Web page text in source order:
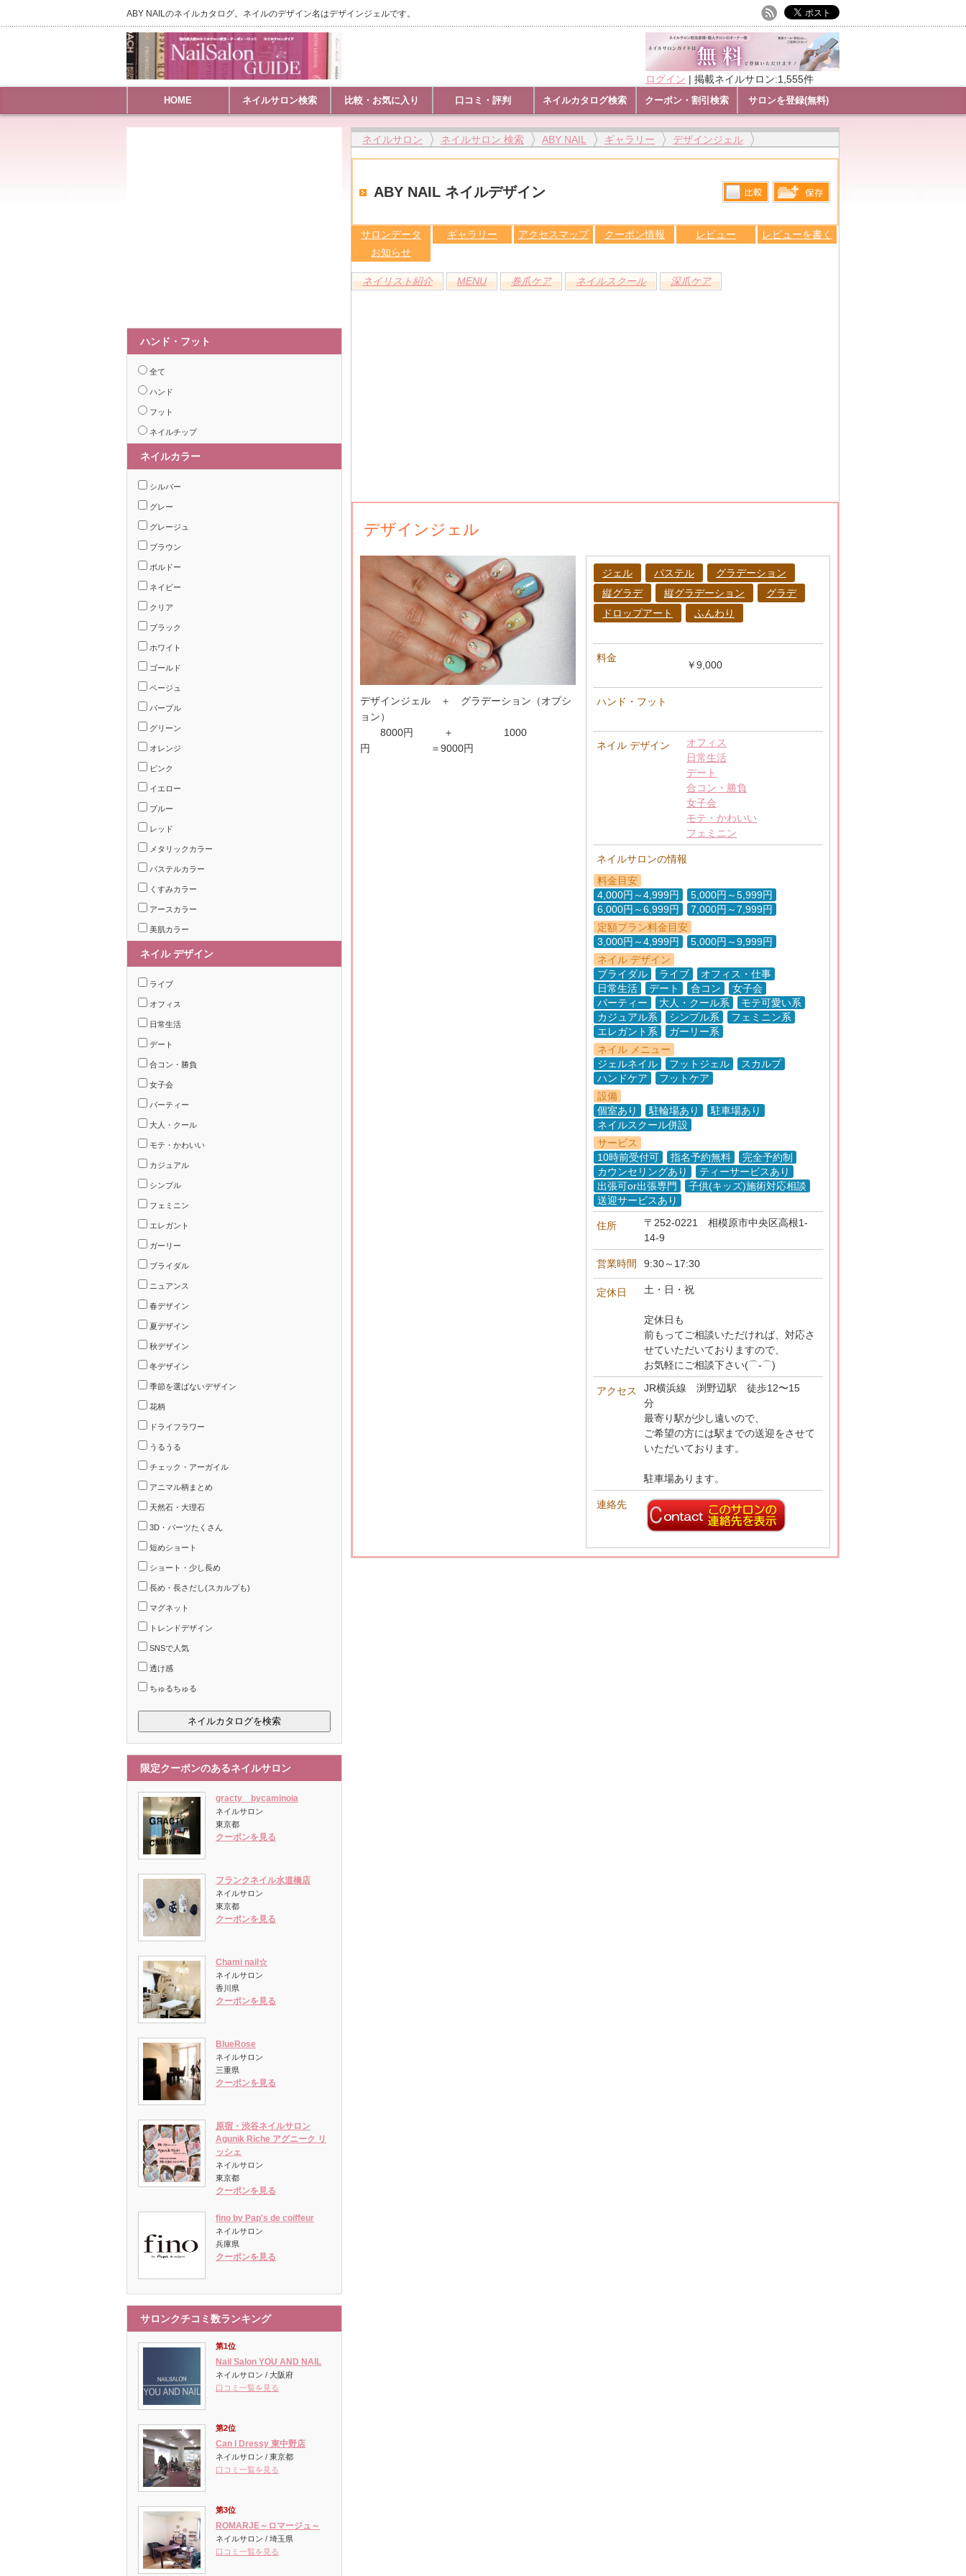
ABY NAILのネイルカタログ。ネイルのデザイン名はデザインジェルです。
HOME ネイルサロン検索 比較・お気に入り 口コミ・評判 ネイルカタログ検索 クーポン・割引検索 サロンを登録(無料)
ログイン | 掲載ネイルサロン:1,555件
ネイルサロン ネイルサロン 検索 ABY NAIL ギャラリー デザインジェル
ABY NAIL ネイルデザイン
る
トへ登録
サロンデータ ギャラリー アクセスマップ クーポン情報 レビュー
レビューを書く
お知らせ
ネイリスト紹介 MENU 巻爪ケア ネイルスクール 深爪ケア
デザインジェル
デザインジェル ＋ グラデーション（オプシ
ョン）
8000円 ＋ 1000
円 ＝9000円
ジェル パステル
グラデーション
縦グラデ
縦グラデーション
グラデ
ドロップアート
ふんわり
料金
￥9,000
ハンド・フット
ネイル デザイン
オフィス
日常生活
デート
合コン・勝負
女子会
モテ・かわいい
フェミニン
ネイルサロンの情報
料金目安
4,000円～4,999円
5,000円～5,999円
6,000円～6,999円
7,000円～7,999円
定額プラン料金目安
3,000円～4,999円
5,000円～9,999円
ネイル デザイン
ブライダル
ライブ
オフィス・仕事
日常生活
デート 合コン
女子会
パーティー
大人・クール系
モテ可愛い系
カジュアル系
シンプル系
フェミニン系
エレガント系
ガーリー系
ネイル メニュー
ジェルネイル
フットジェル
スカルプ
ハンドケア
フットケア
設備
個室あり
駐輪場あり
駐車場あり
ネイルスクール併設
サービス
10時前受付可
指名予約無料
完全予約制
カウンセリングあり
ティーサービスあり
出張可or出張専門
子供(キッズ)施術対応相談
送迎サービスあり
住所
〒252-0221 相模原市中央区高根1-
14-9
営業時間 9:30～17:30
定休日 土・日・祝
定休日も
前もってご相談いただければ、対応さ
せていただいておりますので、
お気軽にご相談下さい(⌒‐⌒)
アクセス
JR横浜線 渕野辺駅 徒歩12〜15
分
最寄り駅が少し遠いので、
ご希望の方には駅までの送迎をさせて
いただいております。
駐車場あります。
連絡先
ハンド・フット
全て
ハンド
フット
ネイルチップ
ネイルカラー
シルバー
グレー
グレージュ
ブラウン
ボルドー
ネイビー
クリア
ブラック
ホワイト
ゴールド
ベージュ
パープル
グリーン
オレンジ
ピンク
イエロー
ブルー
レッド
メタリックカラー
パステルカラー
くすみカラー
アースカラー
美肌カラー
ネイル デザイン
ライブ
オフィス
日常生活
デート
合コン・勝負
女子会
パーティー
大人・クール
モテ・かわいい
カジュアル
シンプル
フェミニン
エレガント
ガーリー
ブライダル
ニュアンス
春デザイン
夏デザイン
秋デザイン
冬デザイン
季節を選ばないデザイン
花柄
ドライフラワー
うるうる
チェック・アーガイル
アニマル柄まとめ
天然石・大理石
3D・パーツたくさん
短めショート
ショート・少し長め
長め・長さだし(スカルプも)
マグネット
トレンドデザイン
SNSで人気
透け感
ちゅるちゅる
限定クーポンのあるネイルサロン
gracty bycaminoia
ネイルサロン
東京都
クーポンを見る
フランクネイル水道橋店
ネイルサロン
東京都
クーポンを見る
Chami nail☆
ネイルサロン
香川県
クーポンを見る
BlueRose
ネイルサロン
三重県
クーポンを見る
原宿・渋谷ネイルサロン
Agunik Riche アグニーク リ
ッシェ
ネイルサロン
東京都
クーポンを見る
fino by Pap's de coiffeur
ネイルサロン
兵庫県
クーポンを見る
サロンクチコミ数ランキング
第1位
Nail Salon YOU AND NAIL
ネイルサロン / 大阪府
口コミ一覧を見る
第2位
Can I Dressy 東中野店
ネイルサロン / 東京都
口コミ一覧を見る
第3位
ROMARJE～ロマージュ～
ネイルサロン / 埼玉県
口コミ一覧を見る